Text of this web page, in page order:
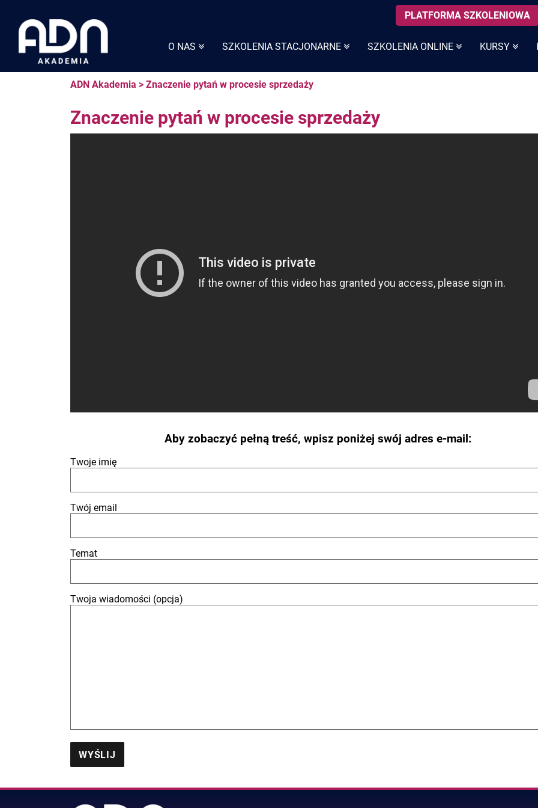
O NAS SZKOLENIA STACJONARNE SZKOLENIA ONLINE KURSY
content
PLATFORMA SZKOLENIOWA
ADN Akademia > Znaczenie pytań w procesie sprzedaży
Znaczenie pytań w procesie sprzedaży
Aby zobaczyć pełną treść, wpisz poniżej swój adres e-mail:
Twoje imię
Twój email
Temat
Twoja wiadomości (opcja)